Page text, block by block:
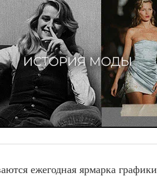
ежегодная ярмарка графики